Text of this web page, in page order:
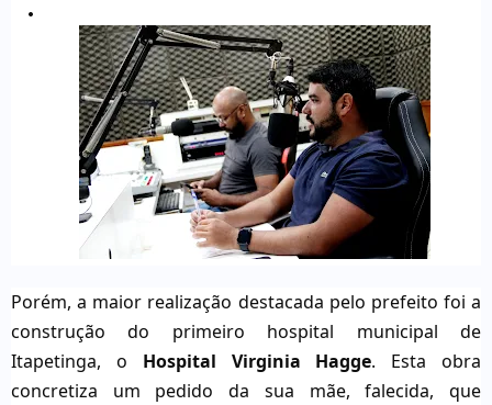
Porém, a maior realização destacada pelo prefeito foi a
construção do primeiro hospital municipal de
Itapetinga, o Hospital Virginia Hagge. Esta obra
concretiza um pedido da sua mãe, falecida, que